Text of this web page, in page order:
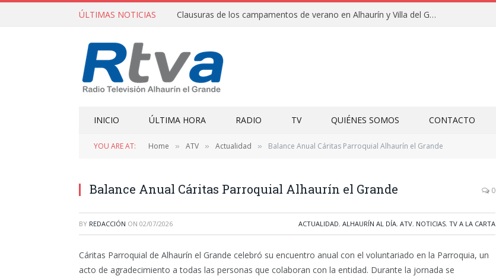
ÚLTIMAS NOTICIAS Clausuras de los campamentos de verano en Alhaurín y Villa del Guadalhorce 2026
INICIO ÚLTIMA HORA RADIO TV QUIÉNES SOMOS CONTACTO
YOU ARE AT: Home » ATV » Actualidad » Balance Anual Cáritas Parroquial Alhaurín el Grande
Balance Anual Cáritas Parroquial Alhaurín el Grande 0
BY REDACCIÓN ON 02/07/2026 ACTUALIDAD, ALHAURÍN AL DÍA, ATV, NOTICIAS, TV A LA CARTA
Cáritas Parroquial de Alhaurín el Grande celebró su encuentro anual con el voluntariado en la Parroquia, un
acto de agradecimiento a todas las personas que colaboran con la entidad. Durante la jornada se